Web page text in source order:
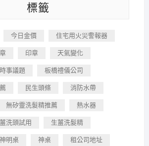
標籤
今日金價 住宅用火災警報器
印章 天氣變化
時事議題 板橋禮儀公司
民生頭條 消防水帶
無矽靈洗髮精推薦 熱水器
洗頭試用 生薑洗髮精
神明桌 神桌 租公司地址